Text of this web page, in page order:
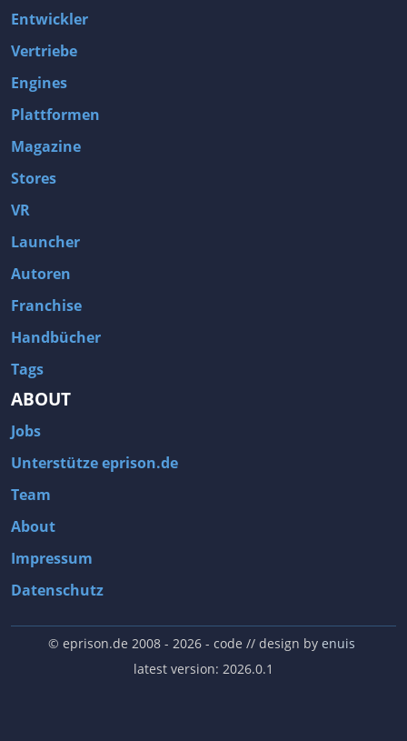
Entwickler
Vertriebe
Engines
Plattformen
Magazine
Stores
VR
Launcher
Autoren
Franchise
Handbücher
Tags
ABOUT
Jobs
Unterstütze eprison.de
Team
About
Impressum
Datenschutz
© eprison.de 2008 - 2026- code // design by enuis
latest version: 2026.0.1